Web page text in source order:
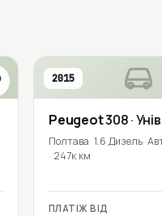
2015
Peugeot308·
Полтава 1.6 Дизель
247к км
ПЛАТІЖ ВІД